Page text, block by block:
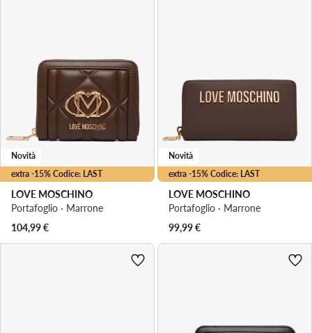
extra -15% Codice: LAST
Novità
LOVE MOSCHINO
Portafoglio · Marrone
104,99€
extra -15% Codice: LAST
Novità
LOVE MOSCHINO
Portafoglio · Marrone
99,99€